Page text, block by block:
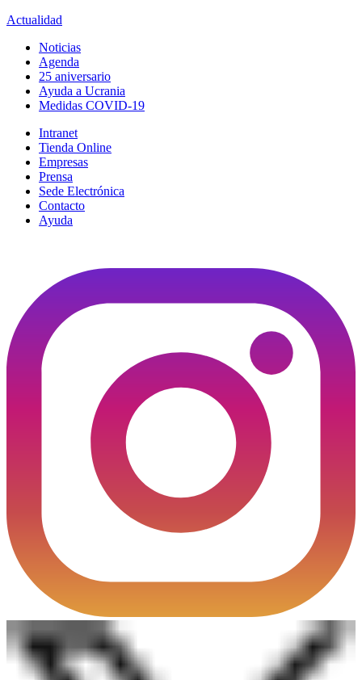
Actualidad
Noticias
Agenda
25 aniversario
Ayuda a Ucrania
Medidas COVID-19
Intranet
Tienda Online
Empresas
Prensa
Sede Electrónica
Contacto
Ayuda